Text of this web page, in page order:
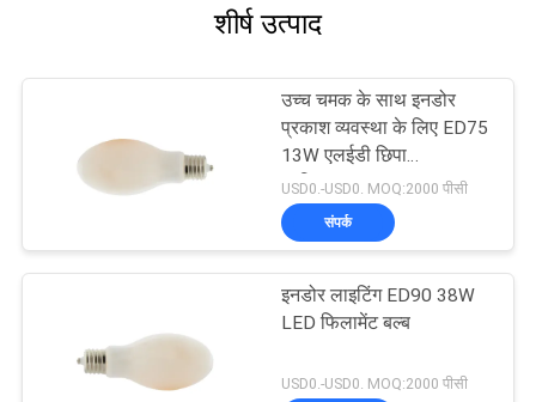
शीर्ष उत्पाद
उच्च चमक के साथ इनडोर
प्रकाश व्यवस्था के लिए ED75
13W एलईडी छिपा
प्रतिस्थापन
USD0.-USD0. MOQ:2000 पीसी
संपर्क
इनडोर लाइटिंग ED90 38W
LED फिलामेंट बल्ब
USD0.-USD0. MOQ:2000 पीसी